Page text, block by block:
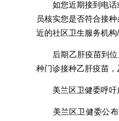
如您近期接到电话或
员核实您是否符合接
近的社区卫生服务机构
后期乙肝疫苗到位后
种门诊接种乙肝疫苗
美兰区卫健委呼吁广
美兰区卫健委公布